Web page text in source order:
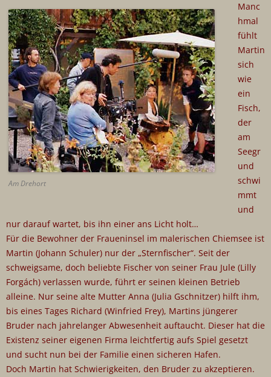
Am Drehort
Manc
hmal
fühlt
Martin
sich
wie
ein
Fisch,
der
am
Seegr
und
schwi
mmt
und
nur darauf wartet, bis ihn einer ans Licht holt…
Für die Bewohner der Fraueninsel im malerischen Chiemsee ist
Martin (Johann Schuler) nur der „Sternfischer“. Seit der
schweigsame, doch beliebte Fischer von seiner Frau Jule (Lilly
Forgách) verlassen wurde, führt er seinen kleinen Betrieb
alleine. Nur seine alte Mutter Anna (Julia Gschnitzer) hilft ihm,
bis eines Tages Richard (Winfried Frey), Martins jüngerer
Bruder nach jahrelanger Abwesenheit auftaucht. Dieser hat die
Existenz seiner eigenen Firma leichtfertig aufs Spiel gesetzt
und sucht nun bei der Familie einen sicheren Hafen.
Doch Martin hat Schwierigkeiten, den Bruder zu akzeptieren.